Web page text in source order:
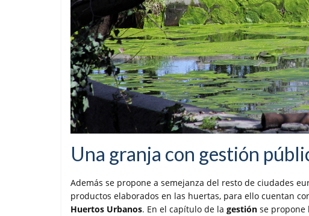
Una granja con gestión
Además se propone a semejanza del resto de ciudades
productos elaborados en las huertas, para ello cuentan
Huertos Urbanos. En el capítulo de la gestión se propone